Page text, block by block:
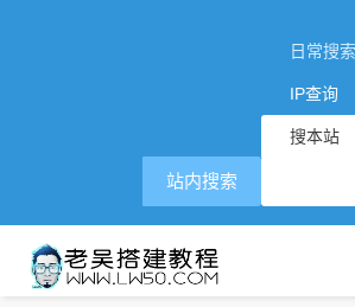
日常搜索
IP查询
搜本站
站内搜索